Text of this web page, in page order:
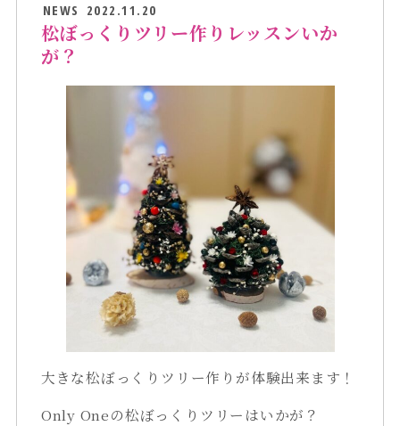
NEWS 2022.11.20
松ぼっくりツリー作りレッスンいか
が？
大きな松ぼっくりツリー作りが体験出来ます！
Only Oneの松ぼっくりツリーはいかが？